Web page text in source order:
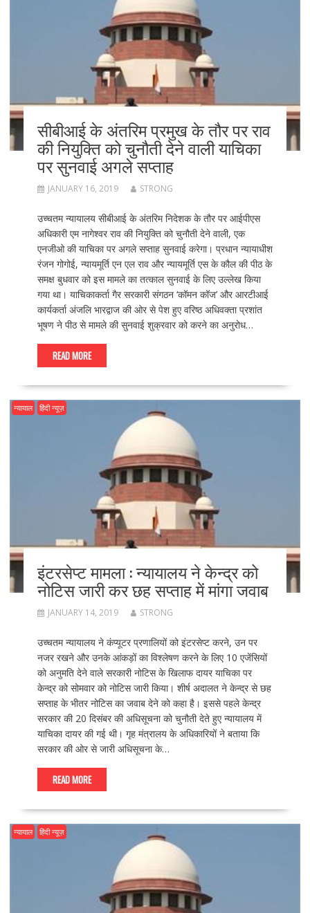
सीबीआई के अंतरिम प्रमुख के तौर पर राव
की नियुक्ति को चुनौती देने वाली याचिका
पर सुनवाई अगले सप्ताह
JANUARY 16, 2019 STRONG
उच्चतम न्यायालय सीबीआई के अंतरिम निदेशक के तौर पर आईपीएस
अधिकारी एम नागेश्वर राव की नियुक्ति को चुनौती देने वाली, एक
एनजीओ की याचिका पर अगले सप्ताह सुनवाई करेगा। प्रधान न्यायाधीश
रंजन गोगोई, न्यायमूर्ति एन एल राव और न्यायमूर्ति एस के कौल की पीठ के
समक्ष बुधवार को इस मामले का तत्काल सुनवाई के लिए उल्लेख किया
गया था। याचिकाकर्ता गैर सरकारी संगठन ‘कॉमन कॉज’ और आरटीआई
कार्यकर्ता अंजलि भारद्वाज की ओर से पेश हुए वरिष्ठ अधिवक्ता प्रशांत
भूषण ने पीठ से मामले की सुनवाई शुक्रवार को करने का अनुरोध…
READ MORE
न्यायाल हिंदी न्यूज़
इंटरसेप्ट मामला : न्यायालय ने केन्द्र को
नोटिस जारी कर छह सप्ताह में मांगा जवाब
JANUARY 14, 2019 STRONG
उच्चतम न्यायालय ने कंप्यूटर प्रणालियों को इंटरसेप्ट करने, उन पर
नजर रखने और उनके आंकड़ों का विश्लेषण करने के लिए 10 एजेंसियों
को अनुमति देने वाले सरकारी नोटिस के खिलाफ दायर याचिका पर
केन्द्र को सोमवार को नोटिस जारी किया। शीर्ष अदालत ने केन्द्र से छह
सप्ताह के भीतर नोटिस का जवाब देने को कहा है। इससे पहले केन्द्र
सरकार की 20 दिसंबर की अधिसूचना को चुनौती देते हुए न्यायालय में
याचिका दायर की गई थी। गृह मंत्रालय के अधिकारियों ने बताया कि
सरकार की ओर से जारी अधिसूचना के…
READ MORE
न्यायाल हिंदी न्यूज़